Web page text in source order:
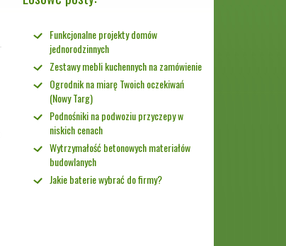
Funkcjonalne projekty domów
jednorodzinnych
Zestawy mebli kuchennych na zamówienie
Ogrodnik na miarę Twoich oczekiwań
(Nowy Targ)
Podnośniki na podwoziu przyczepy w
niskich cenach
Wytrzymałość betonowych materiałów
budowlanych
Jakie baterie wybrać do firmy?